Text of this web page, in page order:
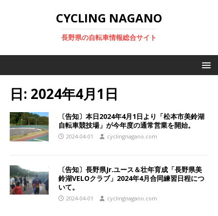
CYCLING NAGANO
長野県の自転車情報総合サイト
日: 2024年4月1日
〔告知〕本日2024年4月1日より「松本市美鈴湖
自転車競技場」が今年度の通常営業を開始。
2024-04-01 cyclingnagano.com
〔告知〕長野県Jr.ユース＆壮年育成「長野県美
鈴湖VELOクラブ」2024年4月合同練習日程につ
いて。
2024-04-01 cyclingnagano.com